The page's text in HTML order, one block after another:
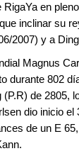
en
inclinar su
2007) y a
Magnus
durante 802
de
dio inicio
de un E